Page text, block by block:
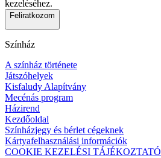
kezeléséhez.
Feliratkozom
Színház
A színház története
Játszóhelyek
Kisfaludy Alapítvány
Mecénás program
Házirend
Kezdőoldal
Színházjegy és bérlet cégeknek
Kártyafelhasználási információk
COOKIE KEZELÉSI TÁJÉKOZTATÓ